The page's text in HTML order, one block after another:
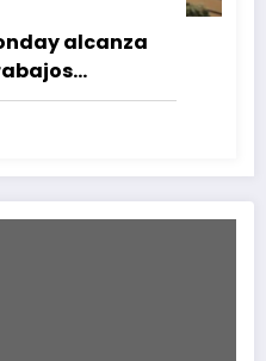
alcanza